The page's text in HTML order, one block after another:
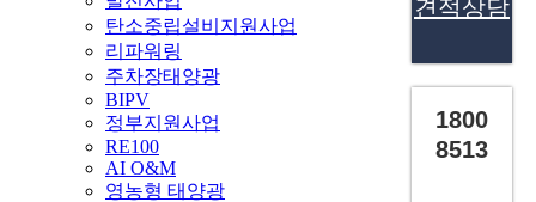
탄소중립설비지원사업
리파워링
주차장태양광
BIPV
정부지원사업
RE100
AI O&M
영농형 태양광
견적상담
1800
8513